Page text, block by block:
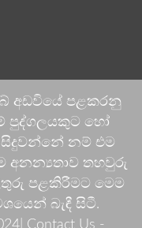
අඩවියේ පළකරනු
පුද්ගලයකුට හෝ
නම් එම
අනන්‍යතාව තහවුරු
පළකිරීමට මෙම
බැඳී සිටී.
Contact Us -